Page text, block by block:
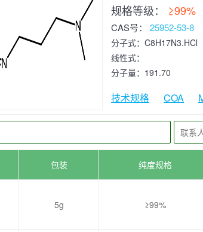
规格等级： ≥99%
CAS号： 25952-53-8
分子式： C8H17N3.HCl
线性式：
分子量： 191.70
技术规格 COA
包装 纯度规格
5g ≥99%